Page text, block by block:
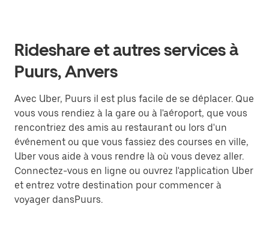
Rideshare et autres services à
Puurs, Anvers
Avec Uber, Puurs il est plus facile de se déplacer. Que
vous vous rendiez à la gare ou à l'aéroport, que vous
rencontriez des amis au restaurant ou lors d'un
événement ou que vous fassiez des courses en ville,
Uber vous aide à vous rendre là où vous devez aller.
Connectez-vous en ligne ou ouvrez l'application Uber
et entrez votre destination pour commencer à
voyager dansPuurs.